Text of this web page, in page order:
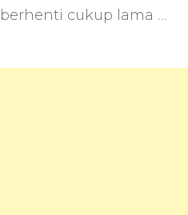
berhenti cukup lama …